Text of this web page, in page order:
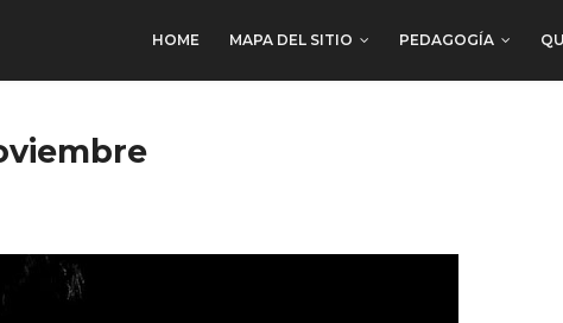
HOME MAPA DEL SITIO PEDAGOGÍA